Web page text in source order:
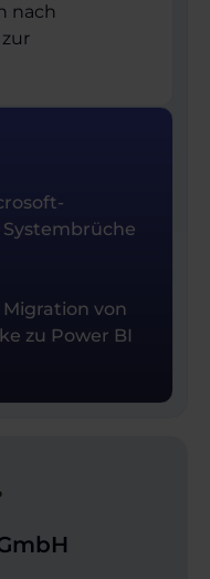
nach
von
zu Power BI